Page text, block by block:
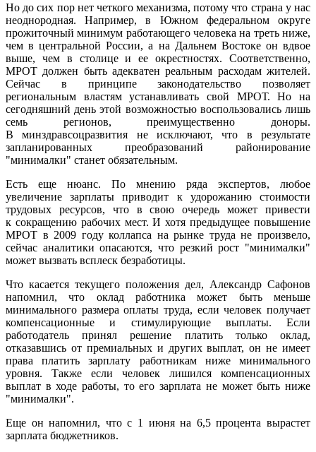
Но до сих пор нет четкого механизма, потому что страна у нас
неоднородная. Например, в Южном федеральном округе
прожиточный минимум работающего человека на треть ниже,
чем в центральной России, а на Дальнем Востоке он вдвое
выше, чем в столице и ее окрестностях. Соответственно,
МРОТ должен быть адекватен реальным расходам жителей.
Сейчас в принципе законодательство позволяет
региональным властям устанавливать свой МРОТ. Но на
сегодняшний день этой возможностью воспользовались лишь
семь регионов, преимущественно доноры.
В минздравсоцразвития не исключают, что в результате
запланированных преобразований районирование
"минималки" станет обязательным.
Есть еще нюанс. По мнению ряда экспертов, любое
увеличение зарплаты приводит к удорожанию стоимости
трудовых ресурсов, что в свою очередь может привести
к сокращению рабочих мест. И хотя предыдущее повышение
МРОТ в 2009 году коллапса на рынке труда не произвело,
сейчас аналитики опасаются, что резкий рост "минималки"
может вызвать всплеск безработицы.
Что касается текущего положения дел, Александр Сафонов
напомнил, что оклад работника может быть меньше
минимального размера оплаты труда, если человек получает
компенсационные и стимулирующие выплаты. Если
работодатель принял решение платить только оклад,
отказавшись от премиальных и других выплат, он не имеет
права платить зарплату работникам ниже минимального
уровня. Также если человек лишился компенсационных
выплат в ходе работы, то его зарплата не может быть ниже
"минималки".
Еще он напомнил, что с 1 июня на 6,5 процента вырастет
зарплата бюджетников.